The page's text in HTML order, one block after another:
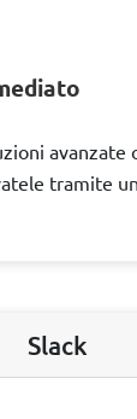
avanzate
tramite un
Slack